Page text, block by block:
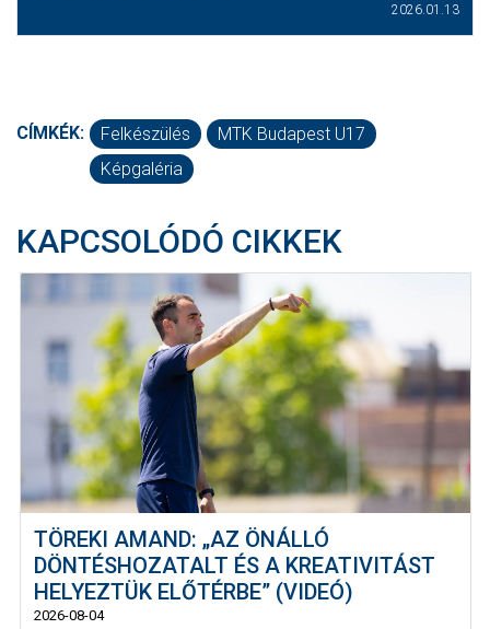
2026.01.13
CÍMKÉK: Felkészülés
MTK Budapest U17
Képgaléria
KAPCSOLÓDÓ CIKKEK
TÖREKI AMAND: „AZ ÖNÁLLÓ
DÖNTÉSHOZATALT ÉS A KREATIVITÁST
HELYEZTÜK ELŐTÉRBE” (VIDEÓ)
2026-08-04